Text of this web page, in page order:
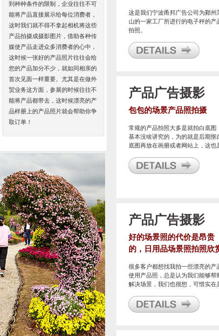
这是我们宁波甬邦广告公司为鄞州
山的一家工厂所进行的电子秤的产
拍照。
产品广告摄影
包包的场景产品照拍摄
常规的产品拍照大多是就拍白底图
基本没啥讲究的，为的就是后期抠
底图再放在画册或者网站上，这也
产品广告摄影
好的场景照的代价是昂贵
的，日用品场景照拍照欣
很多客户都想找我拍一些漂亮的产
使用产品照，总是认为我们能够帮
解决场景，我们也很想，可惜实在
也不可能知道后面哪个场景会被使
到，总不能够投资大代价去每个场
到种种条件的限制，企业往往不可
能将产品直接展示给每位消费者，
这时我们就不得不拿起相机将这些
产品拍摄成摄影图片，借助各种传
媒使产品走进众多消费者的心中，
这时候一张好的产品照片往往会给
您的产品加分不少，就如同相亲的
首次见面一样重要。尤其是在做外
贸业务这方面，参展的时候往往不
能将产品都带去，这时候漂亮的产
品样册上的产品照片就会帮助你争
取订单！